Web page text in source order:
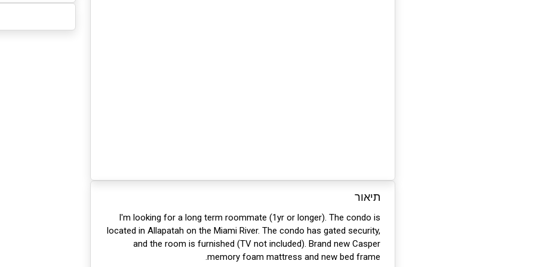
תיאור
I'm looking for a long term roommate (1yr or longer). The condo is
located in Allapatah on the Miami River. The condo has gated security,
and the room is furnished (TV not included). Brand new Casper
memory foam mattress and new bed frame.